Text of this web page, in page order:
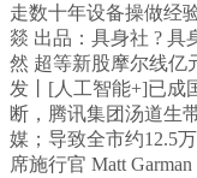
走数十年设备操做经
燚 出品：具身社 ? 具
然 超等新股摩尔线亿
发丨[人工智能+]已成
断，腾讯集团汤道生
媒；导致全市约12.5
席施行官 Matt